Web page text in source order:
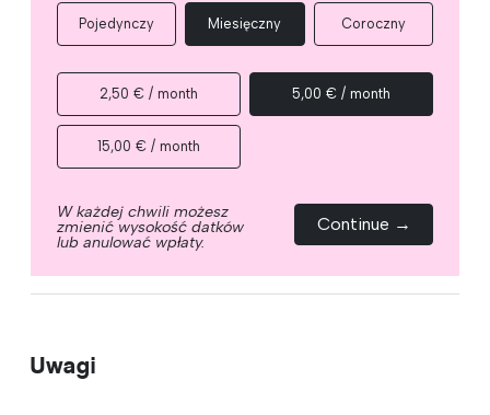
Pojedynczy Miesięczny Coroczny
2,50 € / month 5,00 € / month
15,00 € / month
W każdej chwili możesz
zmienić wysokość datków
lub anulować wpłaty.
Continue →
Uwagi